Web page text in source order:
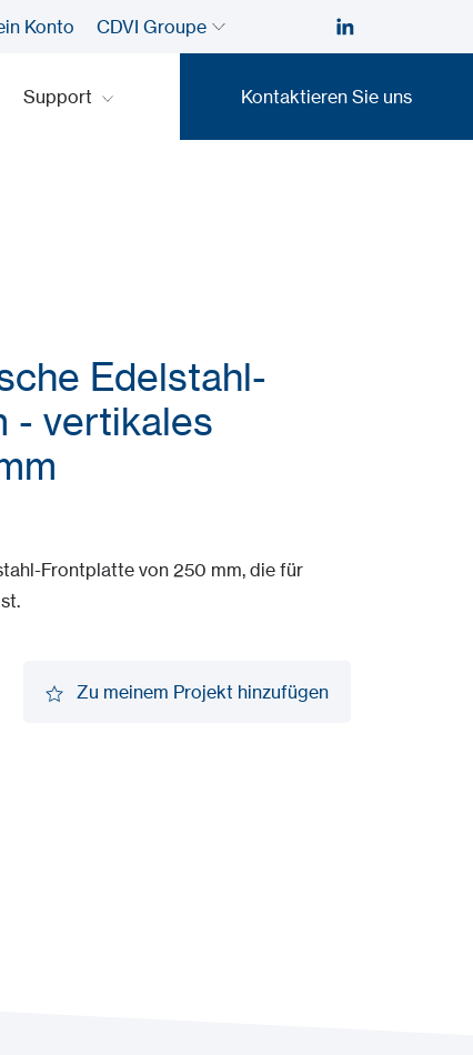
Konto CDVI Groupe
Support Kontaktieren Sie uns
Edelstahl-
- vertikales
Frontplatte von 250 mm, die für
Zu meinem Projekt hinzufügen